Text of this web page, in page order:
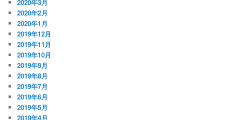
2020年3月
2020年2月
2020年1月
2019年12月
2019年11月
2019年10月
2019年9月
2019年8月
2019年7月
2019年6月
2019年5月
2019年4月